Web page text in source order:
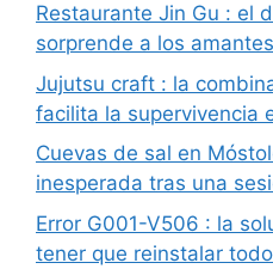
Restaurante Jin Gu : el
sorprende a los
Jujutsu craft : la
facilita la supervivencia
Cuevas de sal en
inesperada tras una
Error G001-V506 : la
tener que reinstalar